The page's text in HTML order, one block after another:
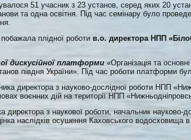
51 учасник з 23 установ, серед яких 20
та одна освітня. Під час семінару було
побажала плідної роботи в.о. директора НПП
дискусійної платформи «Організація та
півдня України». Під час роботи платформи
директора з науково-дослідної роботи НПП
воєнних дій на території НПП
директора з наукової роботи, начальник науково-
наслідків осушення Каховського водосховища